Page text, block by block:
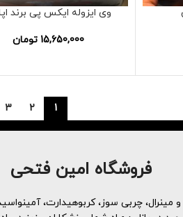
وی ایزوله ایکس پی برند
15,650,000 تومان
1
2
3
فروشگاه امین فتحی
چربی سوز، کربوهیدارت،